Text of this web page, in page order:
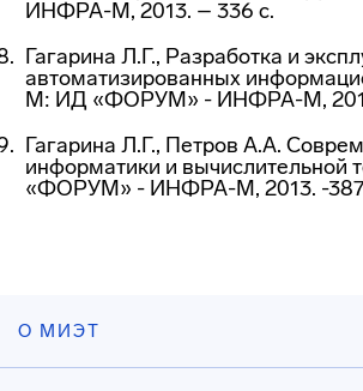
ИНФРА-М, 2013. – 336 с.
Гагарина Л.Г., Разработка и
автоматизированных
М: ИД «ФОРУМ» - ИНФРА-М,
Гагарина Л.Г., Петров А.А.
информатики и вычислительной
«ФОРУМ» - ИНФРА-М, 2013. -
О МИЭТ